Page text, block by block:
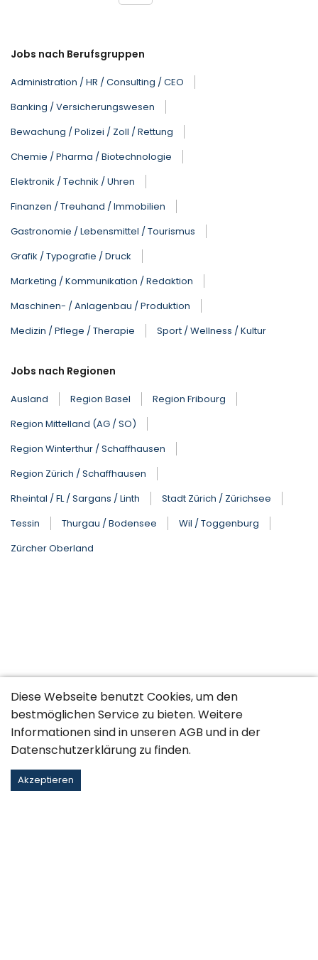
Jobs nach Berufsgruppen
Administration / HR / Consulting / CEO
Banking / Versicherungswesen
Bewachung / Polizei / Zoll / Rettung
Chemie / Pharma / Biotechnologie
Elektronik / Technik / Uhren
Finanzen / Treuhand / Immobilien
Gastronomie / Lebensmittel / Tourismus
Grafik / Typografie / Druck
Marketing / Kommunikation / Redaktion
Maschinen- / Anlagenbau / Produktion
Medizin / Pflege / Therapie
Sport / Wellness / Kultur
Jobs nach Regionen
Ausland Region Basel
Region Fribourg
Region Mittelland (AG / SO)
Region Winterthur / Schaffhausen
Region Zürich / Schaffhausen
Rheintal / FL / Sargans / Linth
Stadt Zürich / Zürichsee
Tessin
Thurgau / Bodensee
Wil / Toggenburg
Zürcher Oberland
Diese Webseite benutzt Cookies, um den
bestmöglichen Service zu bieten. Weitere
Informationen sind in unserenAGB und in der
Datenschutzerklärung zu finden.
Akzeptieren